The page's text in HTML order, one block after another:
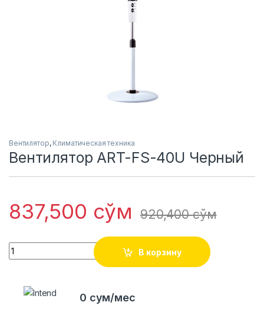
Вентилятор, Климатическая техника
Вентилятор ART-FS-40U Черный
837,500 сўм 920,400сўм
Quantity
В корзину
0 сум/мес